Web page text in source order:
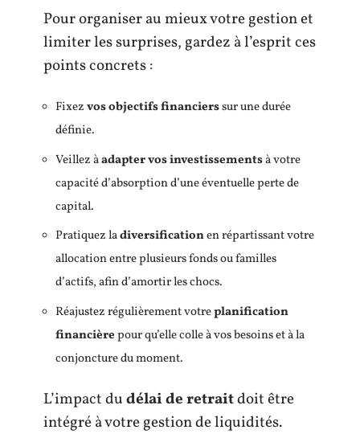
Pour organiser au mieux votre gestion et
limiter les surprises, gardez à l’esprit ces
points concrets :
Fixezvos objectifs financierssur une durée
définie.
Veillez àadapter vos investissementsà votre
capacité d’absorption d’une éventuelle perte de
capital.
Pratiquez ladiversificationen répartissant votre
allocation entre plusieurs fonds ou familles
d’actifs, afin d’amortir les chocs.
Réajustez régulièrement votreplanification
financièrepour qu’elle colle à vos besoins et à la
conjoncture du moment.
L’impact dudélai de retraitdoit être
intégré à votre gestion de liquidités.